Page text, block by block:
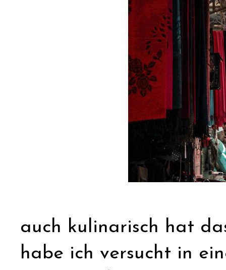
auch kulinarisch hat
habe ich versucht in